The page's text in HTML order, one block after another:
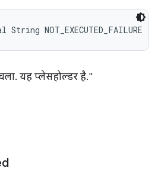
NOT_EXECUTED_FAILURE
यह प्लेसहोल्डर है."